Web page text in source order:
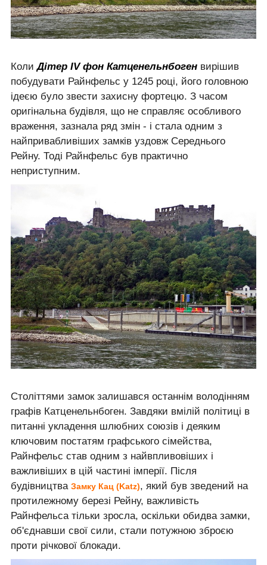
КолиДітер IV фон Катценельнбоген вирішив
побудувати Райнфельс у 1245 році, його головною
ідеєю було звести захисну фортецю. З часом
оригінальна будівля, що не справляє особливого
враження, зазнала ряд змін - і стала одним з
найпривабливіших замків уздовж Середнього
Рейну. Тоді Райнфельс був практично
неприступним.
Століттями замок залишався останнім володінням
графів Катценельнбоген. Завдяки вмілій політиці в
питанні укладення шлюбних союзів і деяким
ключовим постатям графського сімейства,
Райнфельс став одним з найвпливовіших і
важливіших в цій частині імперії. Після
будівництва Замку Кац (Katz), який був зведений на
протилежному березі Рейну, важливість
Райнфельса тільки зросла, оскільки обидва замки,
об'єднавши свої сили, стали потужною зброєю
проти річкової блокади.